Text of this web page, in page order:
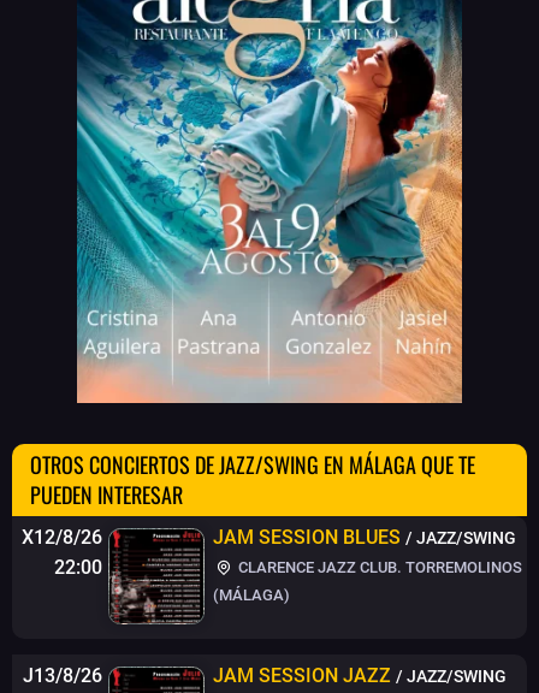
OTROS CONCIERTOS DE JAZZ/SWING EN MÁLAGA QUE TE
PUEDEN INTERESAR
X12/8/26
22:00
JAM SESSION BLUES / JAZZ/SWING
CLARENCE JAZZ CLUB. TORREMOLINOS
(MÁLAGA)
J13/8/26
JAM SESSION JAZZ / JAZZ/SWING